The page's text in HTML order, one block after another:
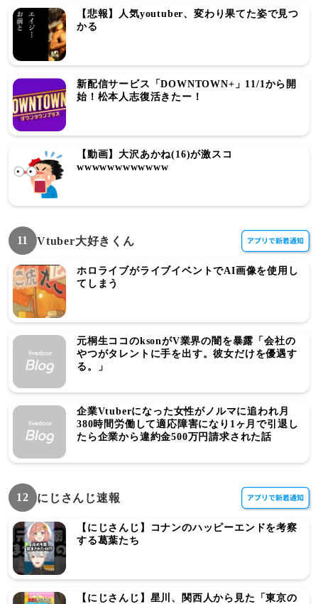
【悲報】人気youtuber、変わり果てた姿で見つ
かる
新配信サービス「DOWNTOWN+」11/1から開
始！松本人志復活きたー！
【動画】大沢あかね(16)が激スコ
wwwwwwwwwwww
11 Vtuber大好きくん
ホロライブがライブイベントでAI画像を使用し
てしまう
元桐生ココのksonがV業界の闇を暴露「会社の
やつがタレントに手を出す。彼女だけを優遇す
る。」
企業Vtuberになった女性がノルマに追われ月
380時間労働して適応障害になり1ヶ月で引退し
たら企業から違約金500万円請求された話
12 にじさんじ速報
【にじさんじ】コナンのハッピーエンドを考察
する葛葉たち
【にじさんじ】星川、関西人から見た「東京の